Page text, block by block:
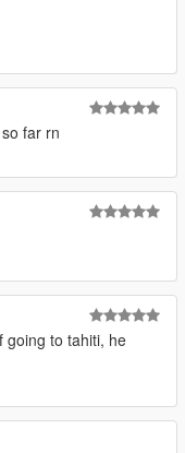
far rn
going to tahiti, he